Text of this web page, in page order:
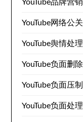
YouTube品牌营销
YouTube网络公关
YouTube舆情处理
YouTube负面删除
YouTube负面压制
YouTube负面处理